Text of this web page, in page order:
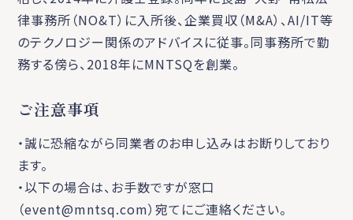
律事務所（NO&T）に入所後、企業買収（M&A）、AI/IT等
のテクノロジー関係のアドバイスに従事。同事務所で勤
務する傍ら、2018年にMNTSQを創業。
ご注意事項
・誠に恐縮ながら同業者のお申し込みはお断りしており
ます。
・以下の場合は、お手数ですが窓口
（event@mntsq.com）宛てにご連絡ください。